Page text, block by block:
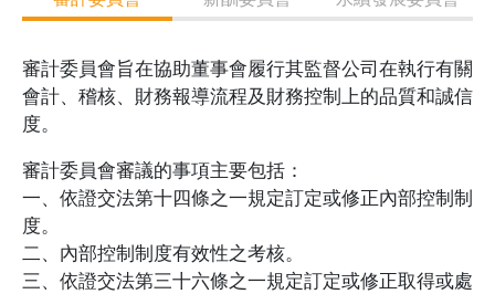
審計委員會旨在協助董事會履行其監督公司在執行有關
會計、稽核、財務報導流程及財務控制上的品質和誠信
度。
審計委員會審議的事項主要包括：
一、依證交法第十四條之一規定訂定或修正內部控制制
度。
二、內部控制制度有效性之考核。
三、依證交法第三十六條之一規定訂定或修正取得或處